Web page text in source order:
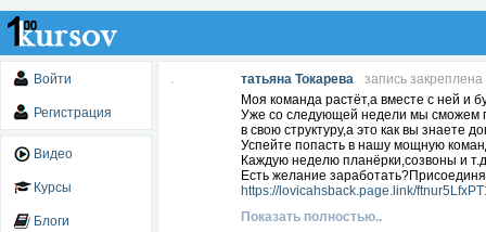
Войти
Регистрация
Видео
Курсы
Блоги
татьяна Токарева
запись закреплена
Моя команда растёт,а вместе с ней и
Уже со следующей недели мы сможем
в свою структуру,а это как вы знаете
Успейте попасть в нашу мощную
Каждую неделю планёрки,созвоны и
Есть желание
https://lovicahsback.page.link/
Показать полностью..